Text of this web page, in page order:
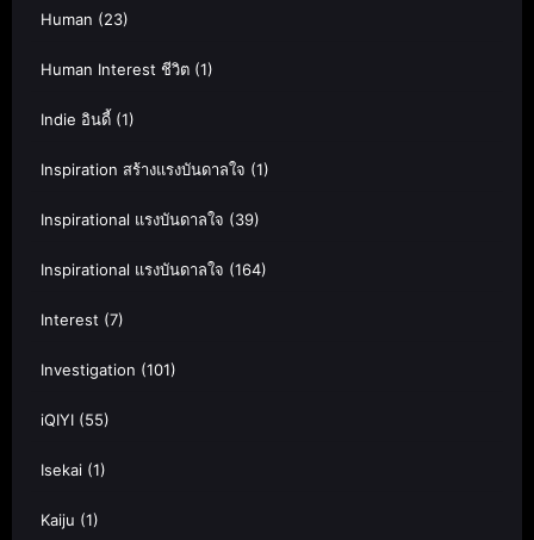
Human (23)
Human Interest ชีวิต (1)
Indie อินดี้ (1)
Inspiration สร้างแรงบันดาลใจ (1)
Inspirational แรงบันดาลใจ (39)
Inspirational แรงบันดาลใจ (164)
Interest (7)
Investigation (101)
iQIYI (55)
Isekai (1)
Kaiju (1)